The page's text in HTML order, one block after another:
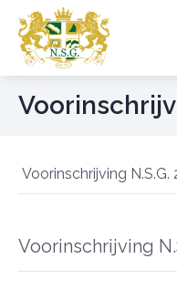
Voorinschrijving
Voorinschrijving